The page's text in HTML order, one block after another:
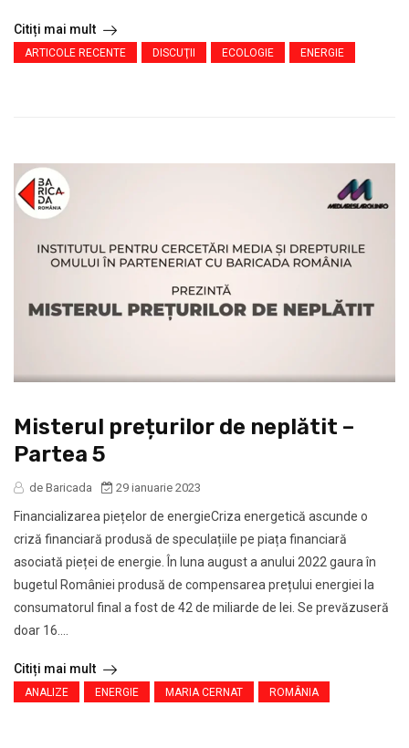
Citiți mai mult
ARTICOLE RECENTE DISCUŢII ECOLOGIE ENERGIE
Misterul prețurilor de neplătit –
Partea 5
de Baricada 29 ianuarie 2023
Financializarea piețelor de energieCriza energetică ascunde o
criză financiară produsă de speculațiile pe piața financiară
asociată pieței de energie. În luna august a anului 2022 gaura în
bugetul României produsă de compensarea prețului energiei la
consumatorul final a fost de 42 de miliarde de lei. Se prevăzuseră
doar 16....
Citiți mai mult
ANALIZE ENERGIE MARIA CERNAT ROMÂNIA